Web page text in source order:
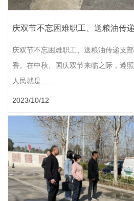
庆双节不忘困难职工、送粮油传
庆双节不忘困难职工、送粮油传递
香。在中秋、国庆双节来临之际，遵
人民就是.........
2023/10/12